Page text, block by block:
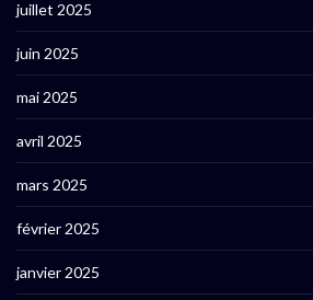
juillet 2025
juin 2025
mai 2025
avril 2025
mars 2025
février 2025
janvier 2025